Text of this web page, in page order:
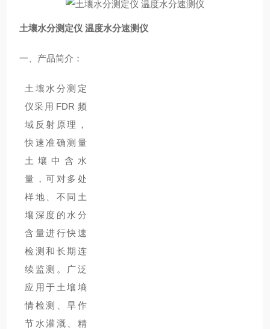
土壤水分测定仪 温度水分速测仪
一、产品简介：
土壤水分测定
仪采用 FDR 频
域反射原理，
快速准确测 量
土壤中含水
量，可对多处
样地、不同土
壤深度的水分
含量进行快速
检测和长期连
续监测。广泛
应用于土壤墒
情检测、旱作
节水灌溉、精